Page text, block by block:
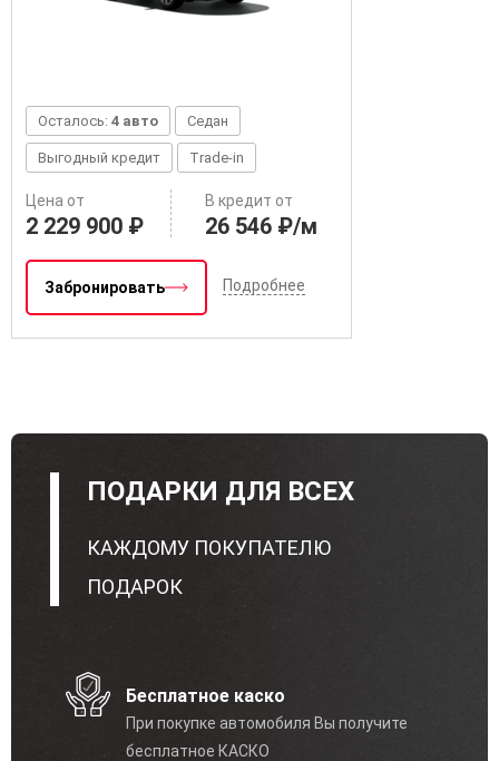
Осталось: 4 авто Седан
Выгодный кредит Trade-in
Цена от
2 229 900 ₽
В кредит от
26 546 ₽/м
Забронировать Подробнее
ПОДАРКИ ДЛЯ ВСЕХ
КАЖДОМУ ПОКУПАТЕЛЮ
ПОДАРОК
Бесплатное каско
При покупке автомобиля Вы получите
бесплатное КАСКО